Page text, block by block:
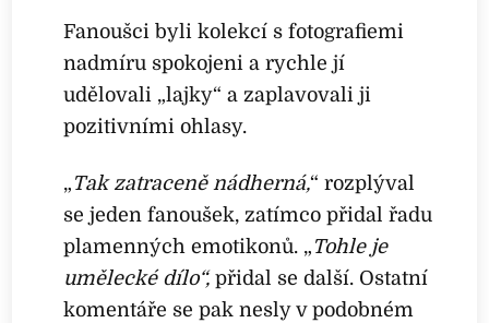
Fanoušci byli kolekcí s fotografiemi
nadmíru spokojeni a rychle jí
udělovali „lajky“ a zaplavovali ji
pozitivními ohlasy.
„ Tak zatraceně nádherná,“ rozplýval
se jeden fanoušek, zatímco přidal řadu
plamenných emotikonů. „ Tohle je
umělecké dílo“, přidal se další. Ostatní
komentáře se pak nesly v podobném